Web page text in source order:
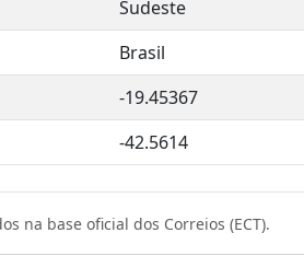
Sudeste
Brasil
-19.45367
-42.5614
na base oficial dos Correios (ECT).